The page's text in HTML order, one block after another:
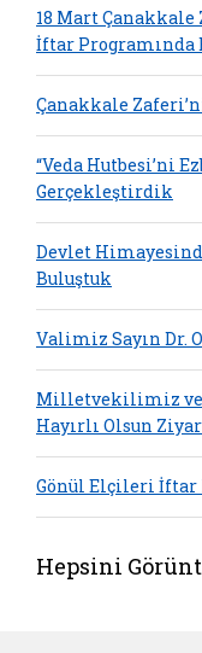
18 Mart
İftar Programında
Çanakkale
“Veda Hutbesi’ni
Gerçekleştirdik
Devlet
Buluştuk
Valimiz Sayın Dr.
Milletvekilimiz ve
Hayırlı Olsun
Gönül Elçileri İftar
Hepsini